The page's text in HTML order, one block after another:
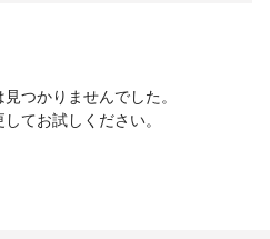
つかりませんでした。
てお試しください。